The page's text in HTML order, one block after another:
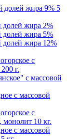
долей жира 9% 5
долей жира 2%
долей жира 5%
долей жира 12%
с
г.
с массовой
с массовой
с
монолит 10 кг.
с массовой